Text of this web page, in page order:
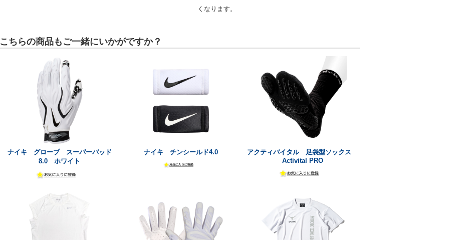
くなります。
こちらの商品もご一緒にいかがですか？
ナイキ グローブ スーパーバッド
8.0 ホワイト
ナイキ チンシールド4.0
アクティバイタル 足袋型ソックス
Activital PRO